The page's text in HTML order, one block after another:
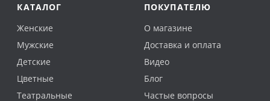
КАТАЛОГ
Женские
Мужские
Детские
Цветные
Театральные
ПОКУПАТЕЛЮ
О магазине
Доставка и оплата
Видео
Блог
Частые вопросы